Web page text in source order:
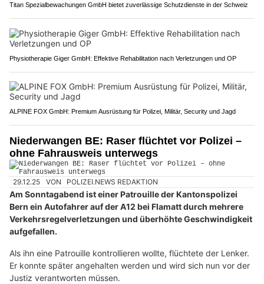
Titan Spezialbewachungen GmbH bietet zuverlässige Schutzdienste in der Schweiz
Physiotherapie Giger GmbH: Effektive Rehabilitation nach Verletzungen und OP
ALPINE FOX GmbH: Premium Ausrüstung für Polizei, Militär, Security und Jagd
Niederwangen BE: Raser flüchtet vor Polizei –
ohne Fahrausweis unterwegs
29.12.25 VON POLIZEI.NEWS REDAKTION
Am Sonntagabend ist einer Patrouille der Kantonspolizei
Bern ein Autofahrer auf der A12 bei Flamatt durch mehrere
Verkehrsregelverletzungen und überhöhte Geschwindigkeit
aufgefallen.
Als ihn eine Patrouille kontrollieren wollte, flüchtete der Lenker.
Er konnte später angehalten werden und wird sich nun vor der
Justiz verantworten müssen.